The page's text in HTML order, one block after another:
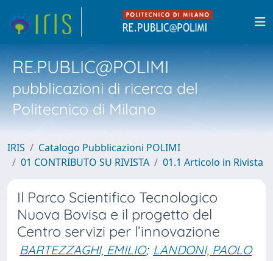
RE.PUBLIC@POLIMI
pubblicazioni di ricerca del
Politecnico di Milano
IRIS
Catalogo Pubblicazioni POLIMI
01 CONTRIBUTO SU RIVISTA
01.1 Articolo in Rivista
Il Parco Scientifico Tecnologico
Nuova Bovisa e il progetto del
Centro servizi per l’innovazione
BARTEZZAGHI, EMILIO; LANDONI, PAOLO